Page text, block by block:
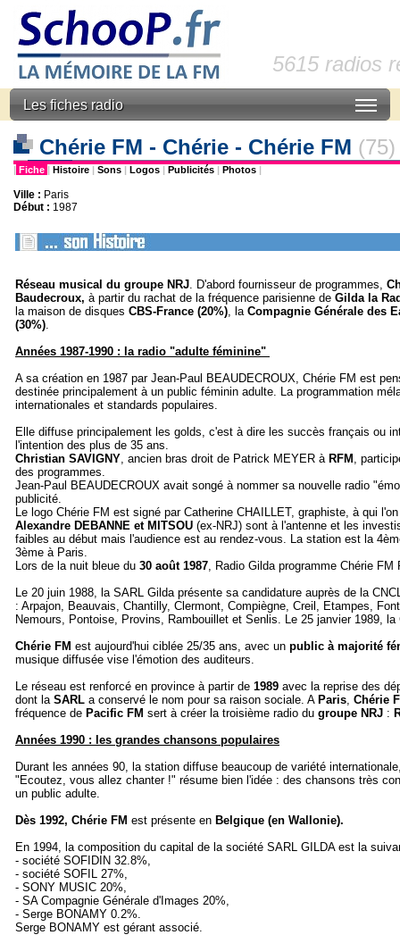
5615 radios
Les fiches radio
Chérie FM - Chérie - Chérie FM (75)
| Fiche | Histoire | Sons | Logos | Publicités | Photos |
Ville : Paris
Début : 1987
Réseau musical du groupe NRJ. D'abord fournisseur de programmes,
Baudecroux, à partir du rachat de la fréquence parisienne de Gilda la
la maison de disques CBS-France (20%), la Compagnie Générale des
(30%).
Années 1987-1990 : la radio "adulte féminine"
A sa création en 1987 par Jean-Paul BEAUDECROUX, Chérie FM est
destinée principalement à un public féminin adulte. La programmation
internationales et standards populaires.
Elle diffuse principalement les golds, c'est à dire les succès français ou
l'intention des plus de 35 ans.
Christian SAVIGNY, ancien bras droit de Patrick MEYER à RFM ,
des programmes.
Jean-Paul BEAUDECROUX avait songé à nommer sa nouvelle radio
publicité.
Le logo Chérie FM est signé par Catherine CHAILLET, graphiste, à qui
Alexandre DEBANNE et MITSOU (ex-NRJ) sont à l'antenne et les
faibles au début mais l'audience est au rendez-vous. La station est la
3ème à Paris.
Lors de la nuit bleue du 30 août 1987, Radio Gilda programme Chérie
Le 20 juin 1988, la SARL Gilda présente sa candidature auprès de la
: Arpajon, Beauvais, Chantilly, Clermont, Compiègne, Creil, Etampes,
Nemours, Pontoise, Provins, Rambouillet et Senlis. Le 25 janvier 1989,
Chérie FM est aujourd'hui ciblée 25/35 ans, avec un public à majorité
musique diffusée vise l'émotion des auditeurs.
Le réseau est renforcé en province à partir de 1989 avec la reprise des
dont laSARL a conservé le nom pour sa raison sociale. A Paris, Chérie
fréquence de Pacific FM sert à créer la troisième radio du groupe NRJ :
Années 1990 : les grandes chansons populaires
Durant les années 90, la station diffuse beaucoup de variété
"Ecoutez, vous allez chanter !" résume bien l'idée : des chansons très
un public adulte.
Dès 1992, Chérie FM est présente en Belgique (en Wallonie).
En 1994, la composition du capital de la société SARL GILDA est la
- société SOFIDIN 32.8%,
- société SOFIL 27%,
- SONY MUSIC 20%,
- SA Compagnie Générale d'Images 20%,
- Serge BONAMY 0.2%.
Serge BONAMY est gérant associé.